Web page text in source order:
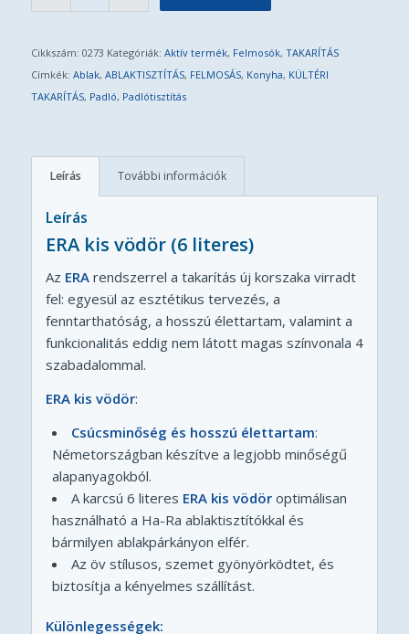
Cikkszám: 0273 Kategóriák: Aktív termék, Felmosók, TAKARÍTÁS
Címkék: Ablak, ABLAKTISZTÍTÁS, FELMOSÁS, Konyha, KÜLTÉRI
TAKARÍTÁS, Padló, Padlótisztítás
Leírás További információk
Leírás
ERA kis vödör (6 literes)
Az ERArendszerrel a takarítás új korszaka virradt
fel: egyesül az esztétikus tervezés, a
fenntarthatóság, a hosszú élettartam, valamint a
funkcionalitás eddig nem látott magas színvonala 4
szabadalommal.
ERA kis vödör:
Csúcsminőség és hosszú élettartam:
Németországban készítve a legjobb minőségű
alapanyagokból.
A karcsú 6 literes ERA kis vödöroptimálisan
használható a Ha-Ra ablaktisztítókkal és
bármilyen ablakpárkányon elfér.
Az öv stílusos, szemet gyönyörködtet, és
biztosítja a kényelmes szállítást.
Különlegességek: